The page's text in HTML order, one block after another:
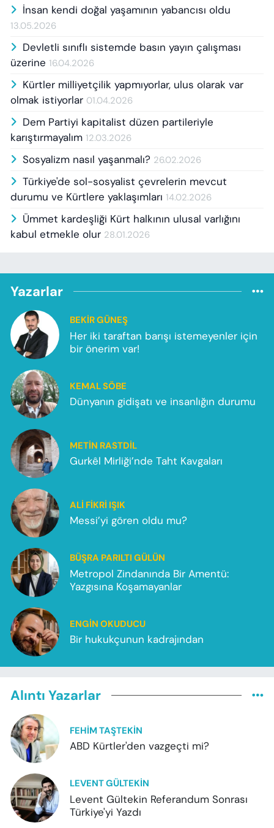
İnsan kendi doğal yaşamının yabancısı oldu
13.05.2026
Devletli sınıflı sistemde basın yayın çalışması
üzerine 16.04.2026
Kürtler milliyetçilik yapmıyorlar, ulus olarak var
olmak istiyorlar 01.04.2026
Dem Partiyi kapitalist düzen partileriyle
karıştırmayalım 12.03.2026
Sosyalizm nasıl yaşanmalı? 26.02.2026
Türkiye'de sol-sosyalist çevrelerin mevcut
durumu ve Kürtlere yaklaşımları 14.02.2026
Ümmet kardeşliği Kürt halkının ulusal varlığını
kabul etmekle olur 28.01.2026
Yazarlar
BEKIR GÜNEŞ
Her iki taraftan barışı istemeyenler için
bir önerim var!
KEMAL SÖBE
Dünyanın gidişatı ve insanlığın durumu
METIN RASTDIL
Gurkêl Mirliği’nde Taht Kavgaları
ALI FIKRI IŞIK
Messi’yi gören oldu mu?
BÜŞRA PARILTI GÜLÜN
Metropol Zindanında Bir Amentü:
Yazgısına Koşamayanlar
ENGIN OKUDUCU
Bir hukukçunun kadrajından
Alıntı Yazarlar
FEHIM TAŞTEKIN
ABD Kürtler'den vazgeçti mi?
LEVENT GÜLTEKIN
Levent Gültekin Referandum Sonrası
Türkiye'yi Yazdı